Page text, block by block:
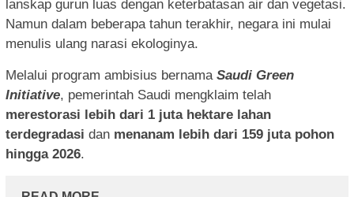
lanskap gurun luas dengan keterbatasan air dan vegetasi.
Namun dalam beberapa tahun terakhir, negara ini mulai
menulis ulang narasi ekologinya.
Melalui program ambisius bernama Saudi Green
Initiative, pemerintah Saudi mengklaim telah
merestorasi lebih dari 1 juta hektare lahan
terdegradasi dan menanam lebih dari 159 juta pohon
hingga 2026.